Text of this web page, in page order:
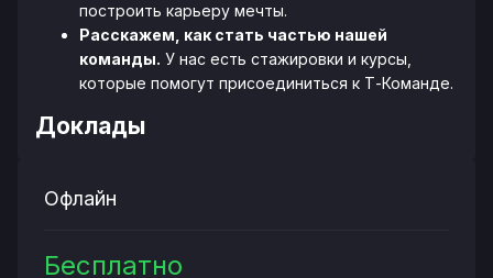
построить карьеру мечты.
Расскажем, как стать частью нашей
команды. У нас есть стажировки и курсы,
которые помогут присоединиться к Т-Команде.
Доклады
Офлайн
Бесплатно